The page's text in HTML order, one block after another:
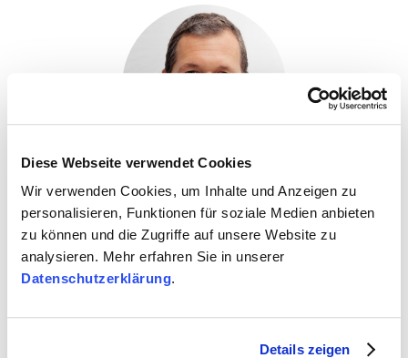
Diese Webseite verwendet Cookies
Wir verwenden Cookies, um Inhalte und Anzeigen zu
personalisieren, Funktionen für soziale Medien anbieten
zu können und die Zugriffe auf unsere Website zu
analysieren. Mehr erfahren Sie in unserer
Datenschutzerklärung.
Details zeigen
Mittwoch: 09:00 – 17:30 Uhr
Freitag: 09:00 – 15:00 Uhr
Carsten dos Santos
Fachbereichsleitung Stationäre Kinder- &